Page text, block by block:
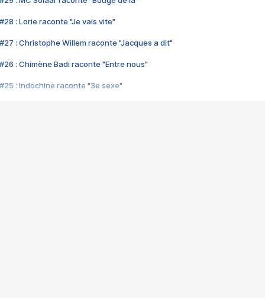
#28 : Lorie raconte "Je vais vite"
#27 : Christophe Willem raconte "Jacques a dit"
#26 : Chimène Badi raconte "Entre nous"
#25 : Indochine raconte "3e sexe"